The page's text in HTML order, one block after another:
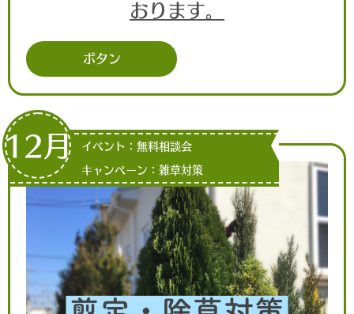
おります。
ボタン
イベント：無料相談会
キャンペーン：雑草対策
12月